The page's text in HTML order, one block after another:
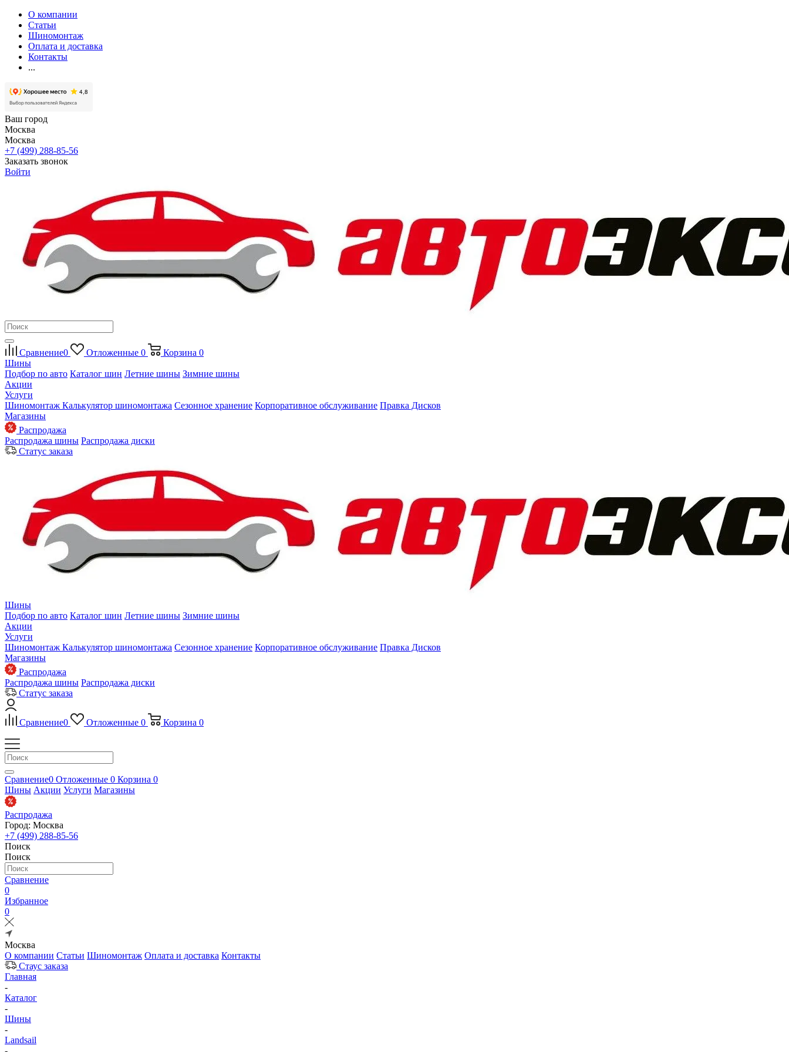
О компании
Статьи
Шиномонтаж
Оплата и доставка
Контакты
...
Ваш город
Москва
Москва
+7 (499) 288-85-56
Заказать звонок
Войти
Сравнение0 Отложенные 0 Корзина 0
Шины
Подбор по авто Каталог шин Летние шины Зимние шины
Акции
Услуги
Шиномонтаж Калькулятор шиномонтажа Сезонное хранение Корпоративное обслуживание Правка Дисков
Магазины
Распродажа
Распродажа шины Распродажа диски
Статус заказа
Шины
Подбор по авто Каталог шин Летние шины Зимние шины
Акции
Услуги
Шиномонтаж Калькулятор шиномонтажа Сезонное хранение Корпоративное обслуживание Правка Дисков
Магазины
Распродажа
Распродажа шины Распродажа диски
Статус заказа
Сравнение0 Отложенные 0 Корзина 0
Сравнение0 Отложенные 0 Корзина 0
Шины Акции Услуги Магазины
Распродажа
Город: Москва
+7 (499) 288-85-56
Поиск
Поиск
Сравнение
0
Избранное
0
Москва
О компании Статьи Шиномонтаж Оплата и доставка Контакты
Стаус заказа
Главная
-
Каталог
-
Шины
-
Landsail